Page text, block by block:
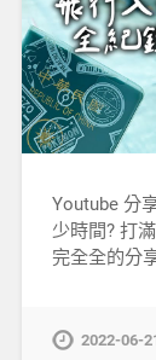
Youtube 分
少時間? 打
完全全的分
2022-06-